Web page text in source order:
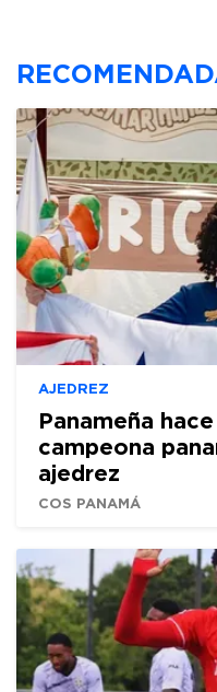
AJEDREZ
Panameña
campeona
ajedrez
COS PANAMÁ